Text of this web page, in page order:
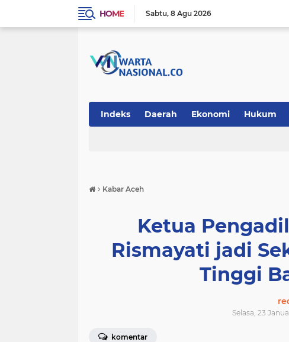
HOME Sabtu 8 Agu 2026
Indeks Daerah Ekonomi Hukum
› Kabar Aceh
Ketua
Rismayati jadi
Tinggi
Selasa, 23
komentar